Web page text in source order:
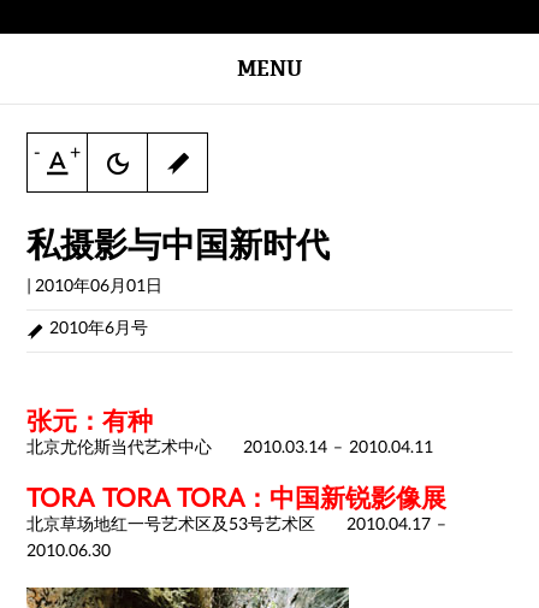
MENU
- +
私摄影与中国新时代
| 2010年06月01日
2010年6月号
张元：有种
北京尤伦斯当代艺术中心 2010.03.14 – 2010.04.11
TORA TORA TORA：中国新锐影像展
北京草场地红一号艺术区及53号艺术区 2010.04.17 –
2010.06.30